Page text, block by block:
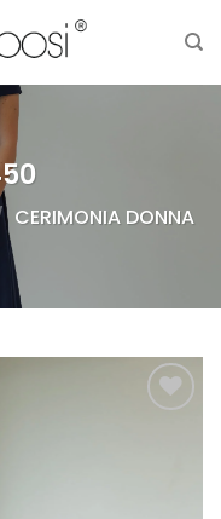
CERIMONIA DONNA